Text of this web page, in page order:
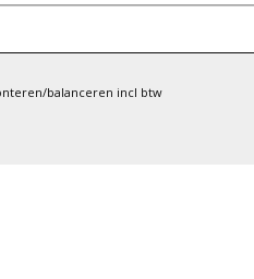
balanceren incl btw